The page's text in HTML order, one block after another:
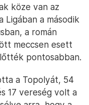
köze van az
Ligában a második
a román
meccsen esett
pontosabban.
a Topolyát, 54
17 vereség volt a